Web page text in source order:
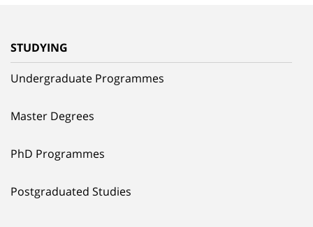
STUDYING
Undergraduate Programmes
Master Degrees
PhD Programmes
Postgraduated Studies